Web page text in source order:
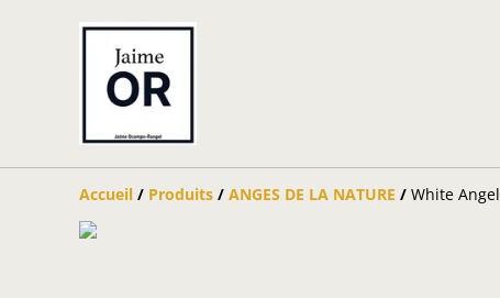
Accueil / Produits / ANGES DE LA NATURE / White Angel